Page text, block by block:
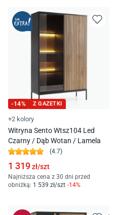
-14% Z GAZETKI
+2 kolory
Witryna Sento Wtsz104 Led
Czarny / Dąb Wotan / Lamela
(4.7)
1 319zł/szt
Najniższa cena z 30 dni przed
obniżką: 1 539 zł/szt -14%